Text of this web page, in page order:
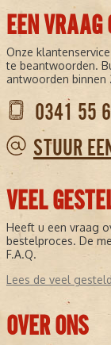
EEN VRAAG
Onze
te beantwoorden.
antwoorden binnen
0341 55
STUUR
VEEL
Heeft u een vraag
bestelproces. De
F.A.Q.
Lees de veel
OVER ONS